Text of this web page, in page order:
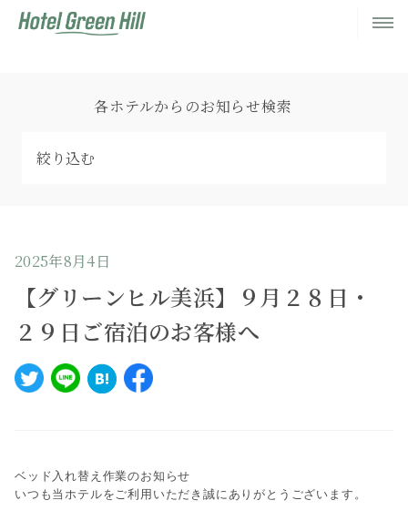
各ホテルからのお知らせ検索
2025年8月4日
【グリーンヒル美浜】９月２８日・
２９日ご宿泊のお客様へ
ベッド入れ替え作業のお知らせ
いつも当ホテルをご利用いただき誠にありがとうございます。